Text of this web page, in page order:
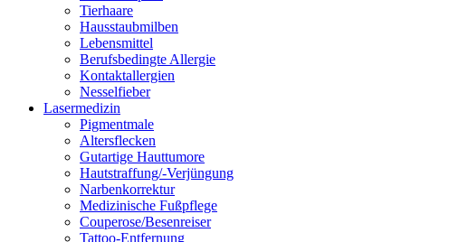
Tierhaare
Hausstaubmilben
Lebensmittel
Berufsbedingte Allergie
Kontaktallergien
Nesselfieber
Lasermedizin
Pigmentmale
Altersflecken
Gutartige Hauttumore
Hautstraffung/-Verjüngung
Narbenkorrektur
Medizinische Fußpflege
Couperose/Besenreiser
Tattoo-Entfernung